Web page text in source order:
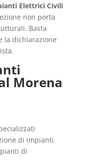
Elettrici Civili
non porta
Basta
la dichiarazione
Morena
di impianti
di